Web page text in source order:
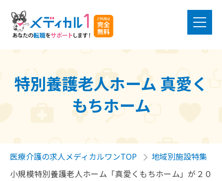
特別養護老人ホーム 真愛く
もちホーム
医療介護の求人メディカルワンTOP
地域別施設特集
小規模特別養護老人ホーム「真愛くもちホーム」が２０